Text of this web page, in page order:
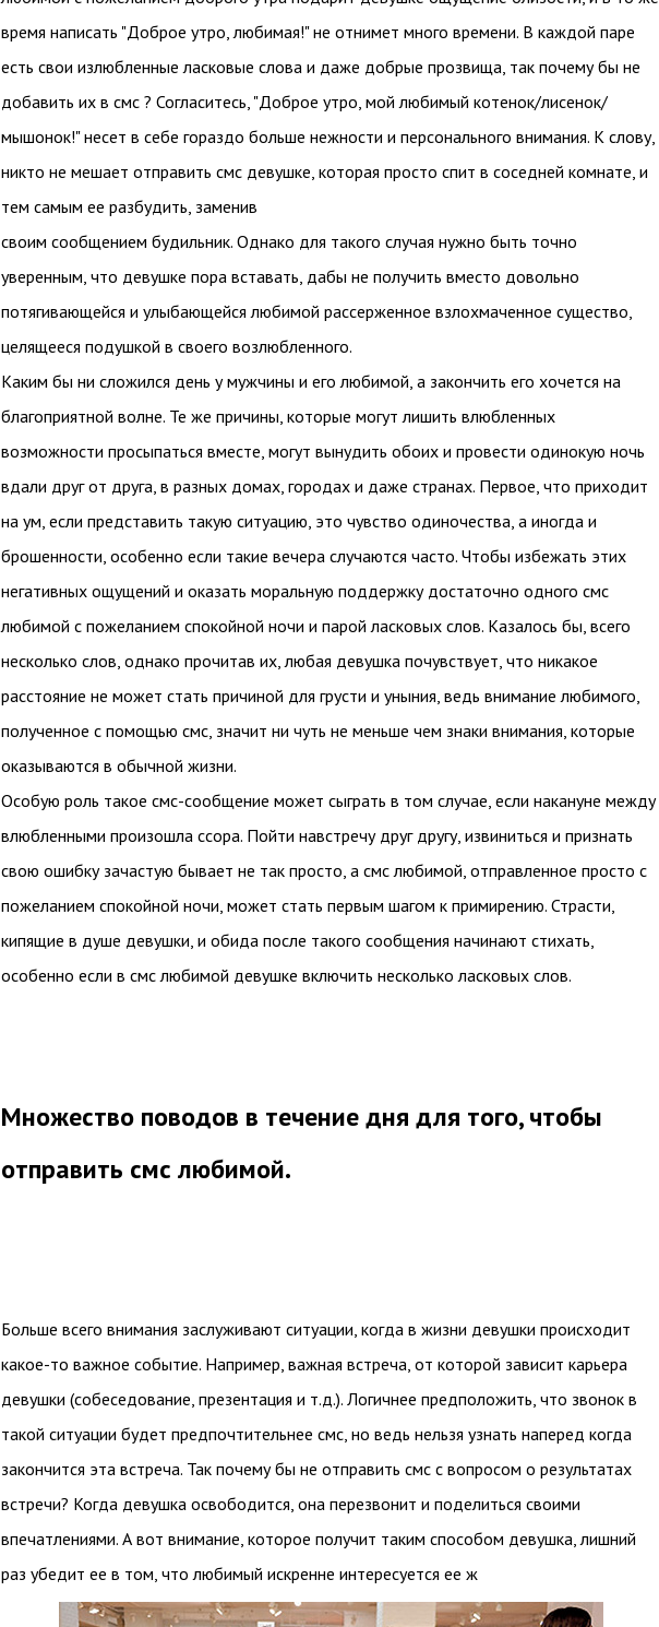
время написать "Доброе утро, любимая!" не отнимет много времени. В каждой паре
есть свои излюбленные ласковые слова и даже добрые прозвища, так почему бы не
добавить их в смс ? Согласитесь, "Доброе утро, мой любимый котенок/лисенок/
мышонок!" несет в себе гораздо больше нежности и персонального внимания. К слову,
никто не мешает отправить смс девушке, которая просто спит в соседней комнате, и
тем самым ее разбудить, заменив
своим сообщением будильник. Однако для такого случая нужно быть точно
уверенным, что девушке пора вставать, дабы не получить вместо довольно
потягивающейся и улыбающейся любимой рассерженное взлохмаченное существо,
целящееся подушкой в своего возлюбленного.
Каким бы ни сложился день у мужчины и его любимой, а закончить его хочется на
благоприятной волне. Те же причины, которые могут лишить влюбленных
возможности просыпаться вместе, могут вынудить обоих и провести одинокую ночь
вдали друг от друга, в разных домах, городах и даже странах. Первое, что приходит
на ум, если представить такую ситуацию, это чувство одиночества, а иногда и
брошенности, особенно если такие вечера случаются часто. Чтобы избежать этих
негативных ощущений и оказать моральную поддержку достаточно одного смс
любимой с пожеланием спокойной ночи и парой ласковых слов. Казалось бы, всего
несколько слов, однако прочитав их, любая девушка почувствует, что никакое
расстояние не может стать причиной для грусти и уныния, ведь внимание любимого,
полученное с помощью смс, значит ни чуть не меньше чем знаки внимания, которые
оказываются в обычной жизни.
Особую роль такое смс-сообщение может сыграть в том случае, если накануне между
влюбленными произошла ссора. Пойти навстречу друг другу, извиниться и признать
свою ошибку зачастую бывает не так просто, а смс любимой, отправленное просто с
пожеланием спокойной ночи, может стать первым шагом к примирению. Страсти,
кипящие в душе девушки, и обида после такого сообщения начинают стихать,
особенно если в смс любимой девушке включить несколько ласковых слов.
Множество поводов в течение дня для того, чтобы
отправить смс любимой.
Больше всего внимания заслуживают ситуации, когда в жизни девушки происходит
какое-то важное событие. Например, важная встреча, от которой зависит карьера
девушки (собеседование, презентация и т.д.). Логичнее предположить, что звонок в
такой ситуации будет предпочтительнее смс, но ведь нельзя узнать наперед когда
закончится эта встреча. Так почему бы не отправить смс с вопросом о результатах
встречи? Когда девушка освободится, она перезвонит и поделиться своими
впечатлениями. А вот внимание, которое получит таким способом девушка, лишний
раз убедит ее в том, что любимый искренне интересуется ее ж